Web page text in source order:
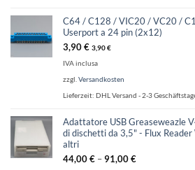
C64 / C128 / VIC20 / VC20 /
Userport a 24 pin (2x12)
3,90€ 3,90€
IVA inclusa
zzgl. Versandkosten
Lieferzeit: DHL Versand - 2-3
Adattatore USB Greaseweazle
di dischetti da 3,5" - Flux
altri
44,00€ –91,00€